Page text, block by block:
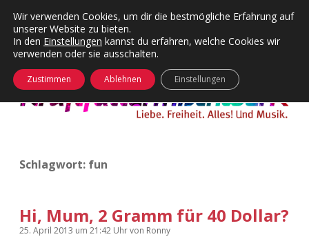
Kategorien
Menü
24 Hours Chilling
Die Wende
Kopfkinomusik
KFMW-Disco
Dates
Menü
öffnen
Adventskalender 2010
instagram
öffnen
Schlagwort: fun
Hi, Mum, 2 Gramm für 40 Dollar?
25. April 2013 um 21:42 Uhrvon Ronny
Wir verwenden Cookies, um dir die bestmögliche Erfahrung auf
unserer Website zu bieten.
In den Einstellungen kannst du erfahren, welche Cookies wir
verwenden oder sie ausschalten.
Zustimmen Ablehnen Einstellungen